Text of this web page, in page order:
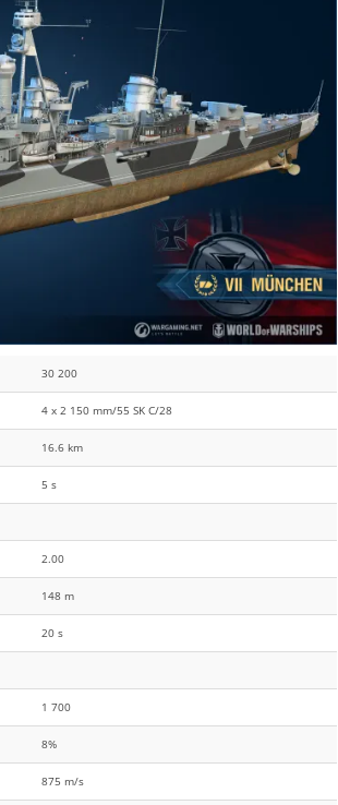
30 200
4 x 2 150 mm/55 SK C/28
16.6 km
5 s
2.00
148 m
20 s
1 700
8%
875 m/s